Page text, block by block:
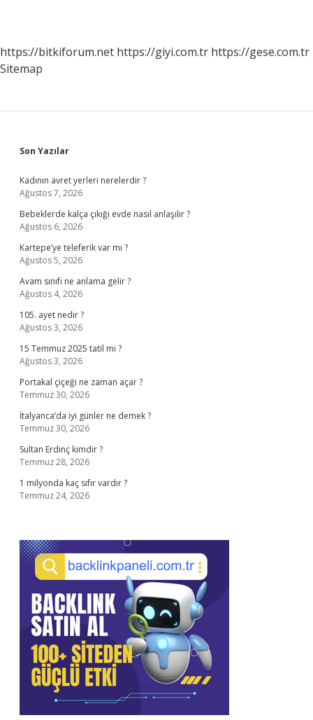
https://bitkiforum.net https://giyi.com.tr https://gese.com.tr
Sitemap
Sidebar
Son Yazılar
Kadının avret yerleri nerelerdir ?
Ağustos 7, 2026
Bebeklerde kalça çıkığı evde nasıl anlaşılır ?
Ağustos 6, 2026
Kartepe’ye teleferik var mı ?
Ağustos 5, 2026
Avam sınıfı ne anlama gelir ?
Ağustos 4, 2026
105. ayet nedir ?
Ağustos 3, 2026
15 Temmuz 2025 tatil mi ?
Ağustos 3, 2026
Portakal çiçeği ne zaman açar ?
Temmuz 30, 2026
İtalyanca’da iyi günler ne demek ?
Temmuz 30, 2026
Sultan Erdinç kimdir ?
Temmuz 28, 2026
1 milyonda kaç sıfır vardır ?
Temmuz 24, 2026